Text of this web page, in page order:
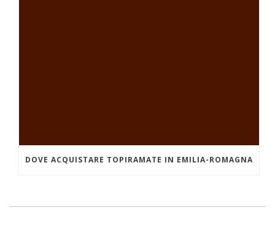
DOVE ACQUISTARE TOPIRAMATE IN EMILIA-ROMAGNA